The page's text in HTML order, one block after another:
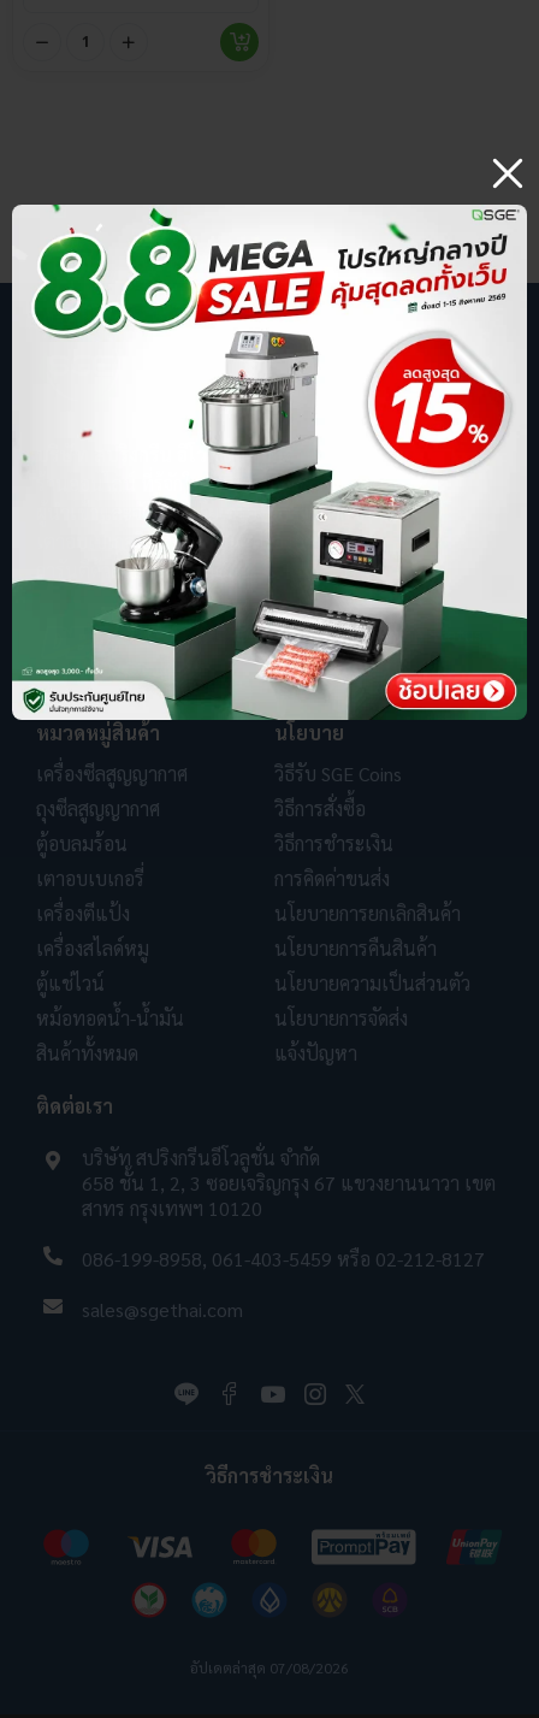
บริษัท สปริงกรีน อีโวลูชั่น จำกัด
ร้านออนไลน์ ที่รู้จักในชื่อ sgethai.com
ผู้นำเข้าและจัดจำหน่ายเครื่องซีลสูญญากาศ
เตาอบเบเกอรี่ ตู้อบลมร้อน เครื่องบดหมู
การันตีด้วยยอดขาย อันดับ 1
หมวดหมู่สินค้า
เครื่องซีลสูญญากาศ
ถุงซีลสูญญากาศ
ตู้อบลมร้อน
เตาอบเบเกอรี่
เครื่องตีแป้ง
เครื่องสไลด์หมู
ตู้แช่ไวน์
หม้อทอดน้ำ-น้ำมัน
สินค้าทั้งหมด
นโยบาย
วิธีรับ SGE Coins
วิธีการสั่งซื้อ
วิธีการชำระเงิน
การคิดค่าขนส่ง
นโยบายการยกเลิกสินค้า
นโยบายการคืนสินค้า
นโยบายความเป็นส่วนตัว
นโยบายการจัดส่ง
แจ้งปัญหา
ติดต่อเรา
บริษัท สปริงกรีนอีโวลูชั่น จำกัด
658 ชั้น 1, 2, 3 ซอยเจริญกรุง 67 แขวงยานนาวา เขต
สาทร กรุงเทพฯ 10120
086-199-8958, 061-403-5459 หรือ 02-212-8127
sales@sgethai.com
วิธีการชำระเงิน
อัปเดตล่าสุด 07/08/2026